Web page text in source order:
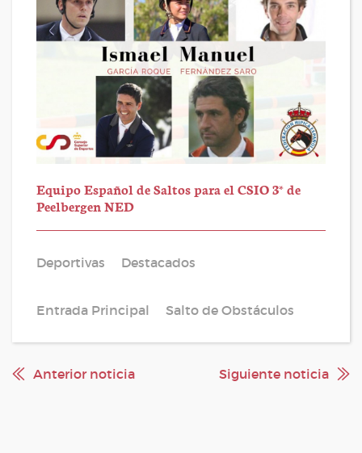
Equipo Español de Saltos para el CSIO 3* de
Peelbergen NED
Deportivas Destacados
Entrada Principal Salto de Obstáculos
Anterior noticia Siguiente noticia